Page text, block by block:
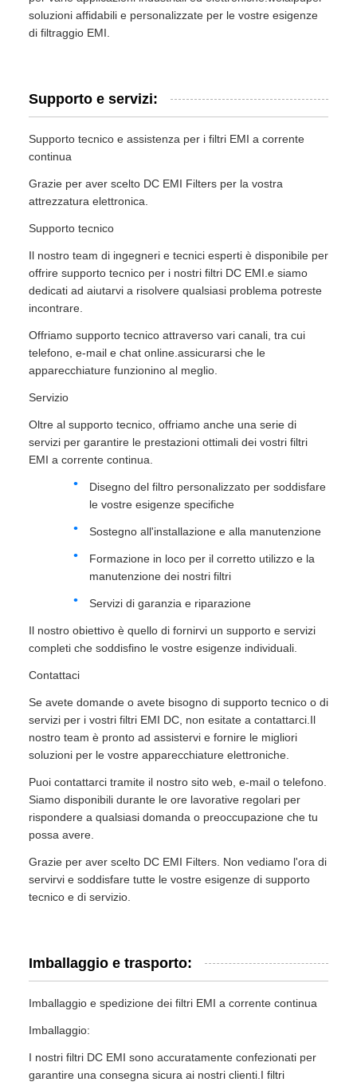
soluzioni affidabili e personalizzate per le vostre esigenze
di filtraggio EMI.
Supporto e servizi:
Supporto tecnico e assistenza per i filtri EMI a corrente
continua
Grazie per aver scelto DC EMI Filters per la vostra
attrezzatura elettronica.
Supporto tecnico
Il nostro team di ingegneri e tecnici esperti è disponibile per
offrire supporto tecnico per i nostri filtri DC EMI.e siamo
dedicati ad aiutarvi a risolvere qualsiasi problema potreste
incontrare.
Offriamo supporto tecnico attraverso vari canali, tra cui
telefono, e-mail e chat online.assicurarsi che le
apparecchiature funzionino al meglio.
Servizio
Oltre al supporto tecnico, offriamo anche una serie di
servizi per garantire le prestazioni ottimali dei vostri filtri
EMI a corrente continua.
Disegno del filtro personalizzato per soddisfare
le vostre esigenze specifiche
Sostegno all'installazione e alla manutenzione
Formazione in loco per il corretto utilizzo e la
manutenzione dei nostri filtri
Servizi di garanzia e riparazione
Il nostro obiettivo è quello di fornirvi un supporto e servizi
completi che soddisfino le vostre esigenze individuali.
Contattaci
Se avete domande o avete bisogno di supporto tecnico o di
servizi per i vostri filtri EMI DC, non esitate a contattarci.Il
nostro team è pronto ad assistervi e fornire le migliori
soluzioni per le vostre apparecchiature elettroniche.
Puoi contattarci tramite il nostro sito web, e-mail o telefono.
Siamo disponibili durante le ore lavorative regolari per
rispondere a qualsiasi domanda o preoccupazione che tu
possa avere.
Grazie per aver scelto DC EMI Filters. Non vediamo l'ora di
servirvi e soddisfare tutte le vostre esigenze di supporto
tecnico e di servizio.
Imballaggio e trasporto:
Imballaggio e spedizione dei filtri EMI a corrente continua
Imballaggio:
I nostri filtri DC EMI sono accuratamente confezionati per
garantire una consegna sicura ai nostri clienti.I filtri